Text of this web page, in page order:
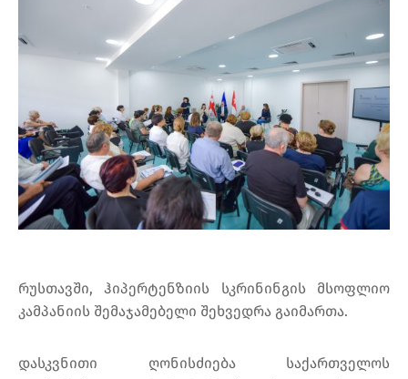
რუსთავში, ჰიპერტენზიის სკრინინგის მსოფლიო
კამპანიის შემაჯამებელი შეხვედრა გაიმართა.
დასკვნითი ღონისძიება საქართველოს